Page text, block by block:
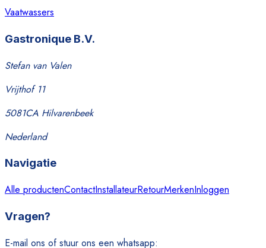
Vaatwassers
Gastronique B.V.
Stefan van Valen
Vrijthof 11
5081CA Hilvarenbeek
Nederland
Navigatie
Alle productenContactInstallateurRetourMerkenInloggen
Vragen?
E-mail ons of stuur ons een whatsapp: